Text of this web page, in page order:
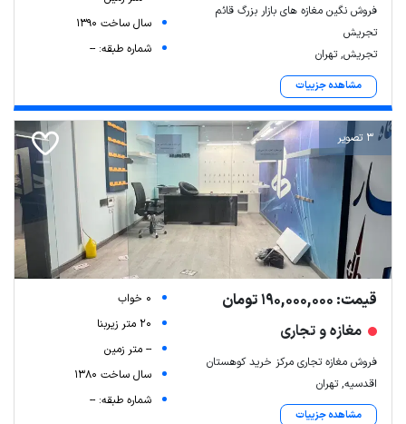
فروش نگین مغازه های بازار بزرگ قائم
تجریش
تجریش, تهران
مشاهده جزییات
سال ساخت 1390
شماره طبقه: --
3 تصویر
قیمت: 190,000,000 تومان
مغازه و تجاری
فروش مغازه تجاری مرکز خرید کوهستان
اقدسیه, تهران
مشاهده جزییات
0 خواب
20 متر زیربنا
-- متر زمین
سال ساخت 1380
شماره طبقه: --